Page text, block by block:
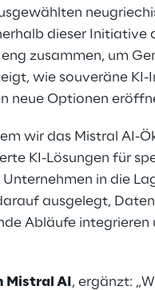
Prebuilt AI
Mehr
dieser Initiative
zusammen, um
wie souveräne
neue Optionen
wir das Mistral AI-
KI-Lösungen für
in die
ausgelegt,
Abläufe integrieren
Mistral AI , ergänzt: